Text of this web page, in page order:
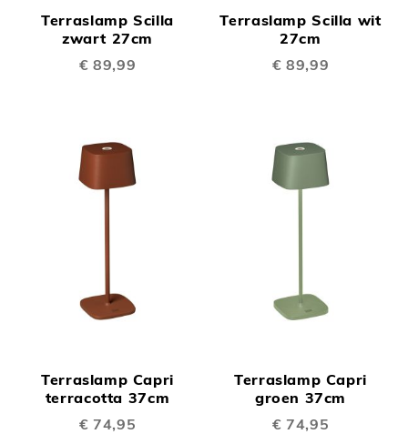
Terraslamp Scilla
zwart 27cm
€ 89,99
Terraslamp Scilla wit
27cm
€ 89,99
Terraslamp Capri
terracotta 37cm
€ 74,95
Terraslamp Capri
groen 37cm
€ 74,95